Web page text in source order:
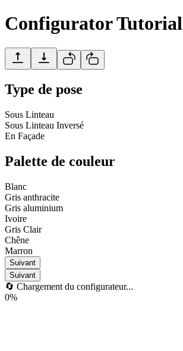
Configurator Tutorial
Type de pose
Sous Linteau
Sous Linteau Inversé
En Façade
Palette de couleur
Blanc
Gris anthracite
Gris aluminium
Ivoire
Gris Clair
Chêne
Marron
Suivant
Suivant
🔄 Chargement du configurateur...
0%